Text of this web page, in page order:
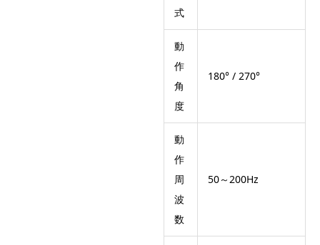
式
動
作
角
度
180° / 270°
動
作
周
波
数
50～200Hz